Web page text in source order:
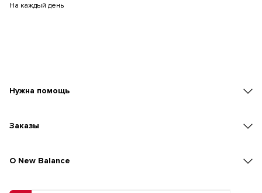
На каждый день
Нужна помощь
Заказы
O New Balance